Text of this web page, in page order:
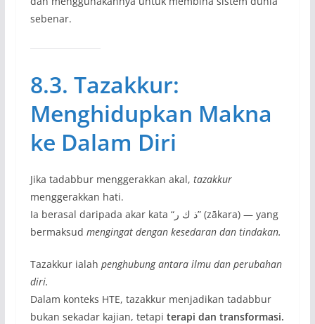
sebenar.
8.3. Tazakkur:
Menghidupkan Makna
ke Dalam Diri
Jika tadabbur menggerakkan akal, tazakkur
menggerakkan hati.
Ia berasal daripada akar kata “ذ ك ر” (zākara) — yang
bermaksud mengingat dengan kesedaran dan tindakan.
Tazakkur ialah penghubung antara ilmu dan perubahan
diri.
Dalam konteks HTE, tazakkur menjadikan tadabbur
bukan sekadar kajian, tetapi terapi dan transformasi.